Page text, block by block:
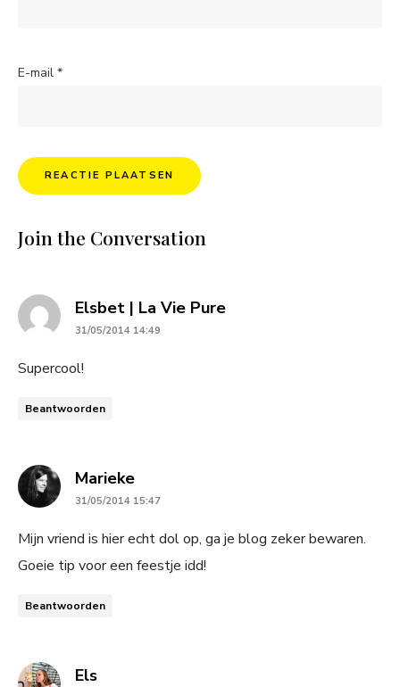
E-mail *
Join the Conversation
Elsbet | La Vie Puresays:
31/05/2014 14:49
Supercool!
Beantwoorden
Mariekesays:
31/05/2014 15:47
Mijn vriend is hier echt dol op, ga je blog zeker bewaren.
Goeie tip voor een feestje idd!
Beantwoorden
Elssays: